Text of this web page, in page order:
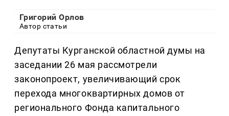
Григорий Орлов
Автор статьи
Депутаты Курганской областной думы на
заседании 26 мая рассмотрели
законопроект, увеличивающий срок
перехода многоквартирных домов от
регионального Фонда капитального